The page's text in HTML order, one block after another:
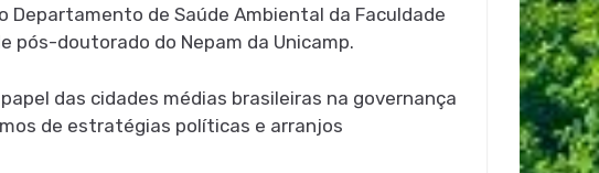
Departamento de Saúde Ambiental da Faculdade
pós-doutorado do Nepam da Unicamp.
das cidades médias brasileiras na governança
de estratégias políticas e arranjos